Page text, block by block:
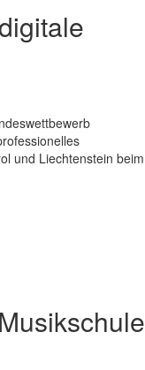
und Liechtenstein beim